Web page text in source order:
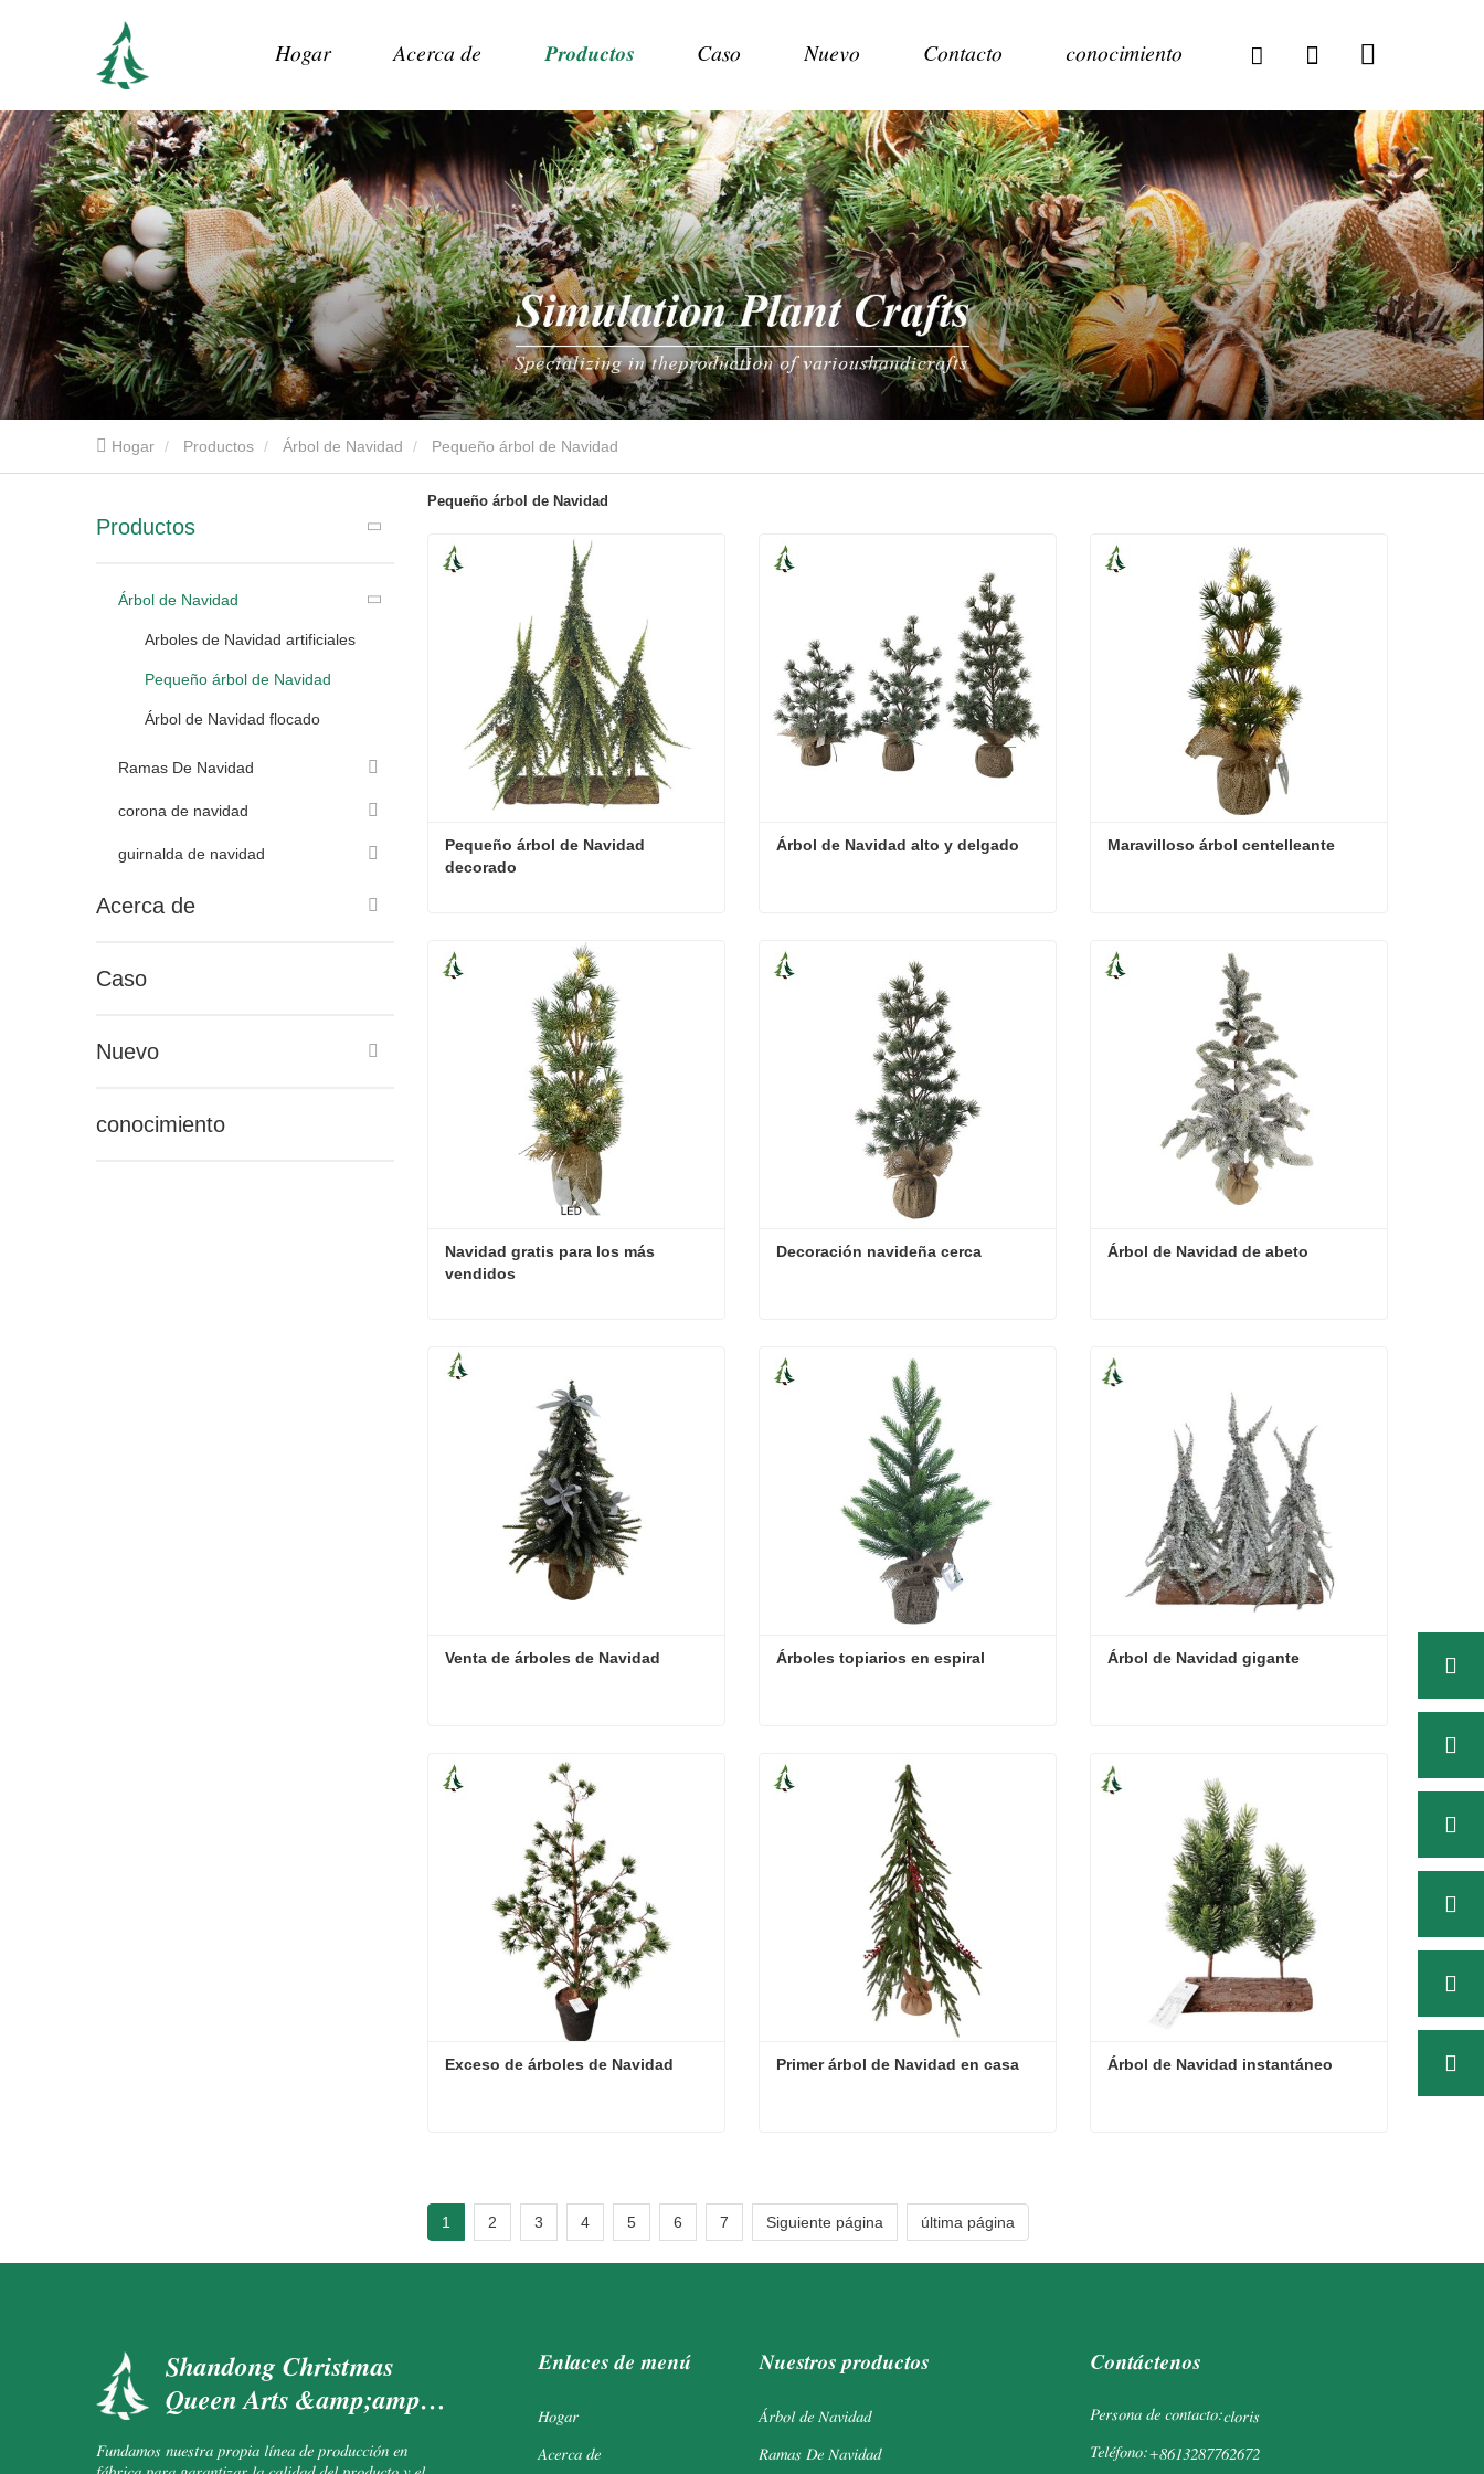
Hogar Acerca de Productos Caso Nuevo Contacto conocimiento
Hogar Productos Árbol de Navidad Pequeño árbol de Navidad
Productos
Árbol de Navidad
Arboles de Navidad artificiales
Pequeño árbol de Navidad
Árbol de Navidad flocado
Ramas De Navidad
corona de navidad
guirnalda de navidad
Acerca de
Caso
Nuevo
conocimiento
Pequeño árbol de Navidad
Pequeño árbol de Navidad
decorado
Contacta ahora
Árbol de Navidad alto y delgado
Contacta ahora
Maravilloso árbol centelleante
Contacta ahora
Navidad gratis para los más
vendidos
Contacta ahora
Decoración navideña cerca
Contacta ahora
Árbol de Navidad de abeto
Contacta ahora
Venta de árboles de Navidad
Contacta ahora
Árboles topiarios en espiral
Contacta ahora
Árbol de Navidad gigante
Contacta ahora
Exceso de árboles de Navidad Primer árbol de Navidad en casa Árbol de Navidad instantáneo
1
2 3 4 5 6 7 Siguiente página última página
Shandong Christmas
Queen Arts &amp;amp;
Fundamos nuestra propia línea de producción en
Enlaces de menú
Hogar
Acerca de
Nuestros productos
Árbol de Navidad
Ramas De Navidad
Contáctenos
Persona de contacto:cloris
Teléfono:+8613287762672